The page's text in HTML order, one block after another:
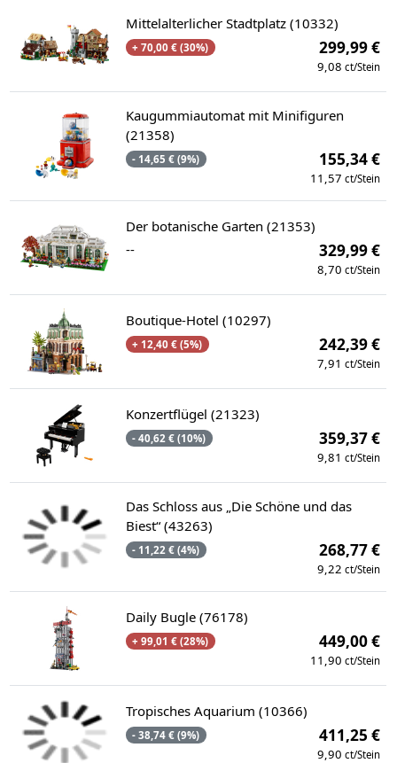
Mittelalterlicher Stadtplatz (10332)
+ 70,00 € (30%) 299,99 €
9,08 ct/Stein
Kaugummiautomat mit Minifiguren
(21358)
- 14,65 € (9%) 155,34 €
11,57 ct/Stein
Der botanische Garten (21353)
--
329,99 €
8,70 ct/Stein
Boutique-Hotel (10297)
+ 12,40 € (5%) 242,39 €
7,91 ct/Stein
Konzertflügel (21323)
- 40,62 € (10%) 359,37 €
9,81 ct/Stein
Das Schloss aus „Die Schöne und das
Biest“ (43263)
- 11,22 € (4%) 268,77 €
9,22 ct/Stein
Daily Bugle (76178)
+ 99,01 € (28%) 449,00 €
11,90 ct/Stein
Tropisches Aquarium (10366)
- 38,74 € (9%) 411,25 €
9,90 ct/Stein